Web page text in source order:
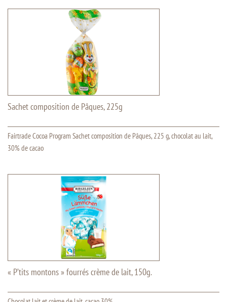
Sachet composition de Pâques, 225g
Fairtrade Cocoa Program Sachet composition de Pâques, 225 g, chocolat au lait,
30% de cacao
« P’tits montons » fourrés crème de lait, 150g.